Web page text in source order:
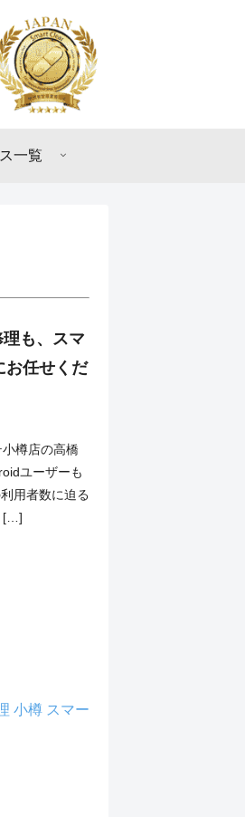
一覧
も、スマ
お任せくだ
樽店の高橋
ユーザーも
用者数に迫る
[…]
小樽 スマー